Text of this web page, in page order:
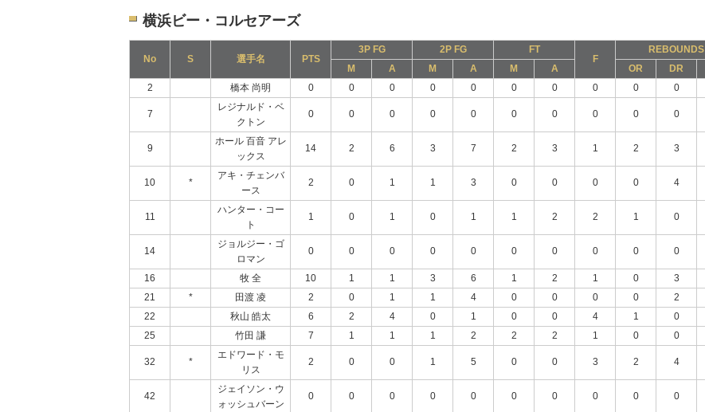
横浜ビー・コルセアーズ
No S 選手名 PTS
3P FG 2P FG
FT
F
REBOUNDS
M
A M A M A OR DR
2
橋本 尚明 0 0 0 0 0 0 0 0 0 0
7
レジナルド・ベ
クトン
0 0 0 0 0 0 0 0 0 0
9
ホール 百音 アレ
ックス
14 2 6 3 7 2 3 1 2 3
10 *
アキ・チェンバ
ース
2 0 1 1 3 0 0 0 0 4
11
ハンター・コー
ト
1 0 1 0 1 1 2 2 1 0
14
ジョルジー・ゴ
ロマン
0 0 0 0 0 0 0 0 0 0
16 牧 全 10 1 1 3 6 1 2 1 0 3
21
* 田渡 凌 2 0 1 1 4 0 0 0 0 2
22
秋山 皓太 6 2 4 0 1 0 0 4 1 0
25
竹田 謙 7 1 1 1 2 2 2 1 0 0
32 *
エドワード・モ
リス
2 0 0 1 5 0 0 3 2 4
42
ジェイソン・ウ
ォッシュバーン
0 0 0 0 0 0 0 0 0 0